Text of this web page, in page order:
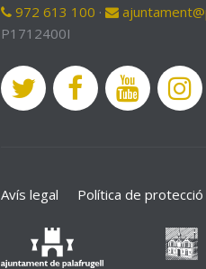
972 613 100 ·
P1712400I
Avís legal Política de